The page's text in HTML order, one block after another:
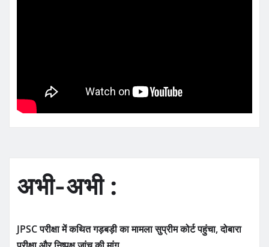
अभी-अभी :
JPSC परीक्षा में कथित गड़बड़ी का मामला सुप्रीम कोर्ट पहुंचा, दोबारा